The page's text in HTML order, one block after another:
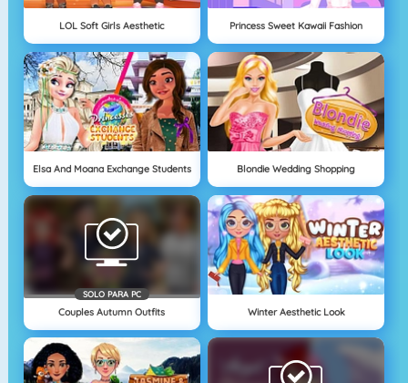
LOL Soft Girls Aesthetic Princess Sweet Kawaii Fashion
Elsa And Moana Exchange Students Blondie Wedding Shopping
SOLO PARA PC
Couples Autumn Outfits Winter Aesthetic Look